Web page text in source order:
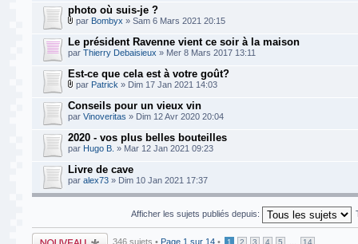
photo où suis-je ?
par Bombyx » Sam 6 Mars 2021 20:15
Le président Ravenne vient ce soir à la maison
par Thierry Debaisieux » Mer 8 Mars 2017 13:11
Est-ce que cela est à votre goût?
par Patrick » Dim 17 Jan 2021 14:03
Conseils pour un vieux vin
par Vinoveritas » Dim 12 Avr 2020 20:04
2020 - vos plus belles bouteilles
par Hugo B. » Mar 12 Jan 2021 09:23
Livre de cave
par alex73 » Dim 10 Jan 2021 17:37
Afficher les sujets publiés depuis:
Publier un nouveau
346 sujets • Page 1 sur 14 • 1 2 3 4 5 14